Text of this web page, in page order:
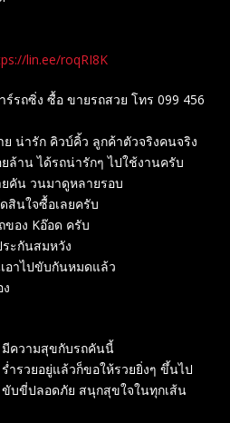
lin.ee/roqRI8K
รถซิ่ง ซื้อ ขายรถสวย โทร 099 456
ย น่ารัก คิวบ์คิ้ว ลูกค้าตัวจริงคนจริง
ล้าน ได้รถน่ารักๆ ไปใช้งานครับ
คัน วนมาดูหลายรอบ
สินใจซื้อเลยครับ
อง Kอ๊อด ครับ
ะกันสมหวัง
อาไปขับกันหมดแล้ว
ความสุขกับรถคันนี้
รวยอยู่แล้วก็ขอให้รวยยิ่งๆ ขึ้นไป
บขี่ปลอดภัย สนุกสุขใจในทุกเส้น